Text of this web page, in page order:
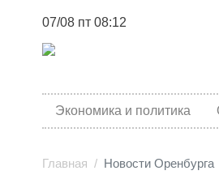
07/08 пт 08:12
category menu
Экономика и политика
Главная Новости Оренбурга